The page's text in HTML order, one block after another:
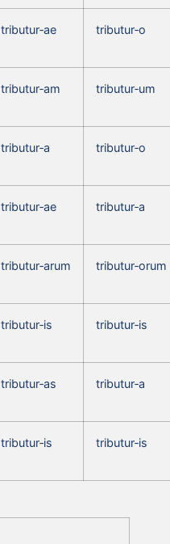
tributur‑ae tributur‑o
tributur‑am tributur‑um
tributur‑a tributur‑o
tributur‑ae tributur‑a
tributur‑arum tributur‑orum
tributur‑is tributur‑is
tributur‑as tributur‑a
tributur‑is tributur‑is